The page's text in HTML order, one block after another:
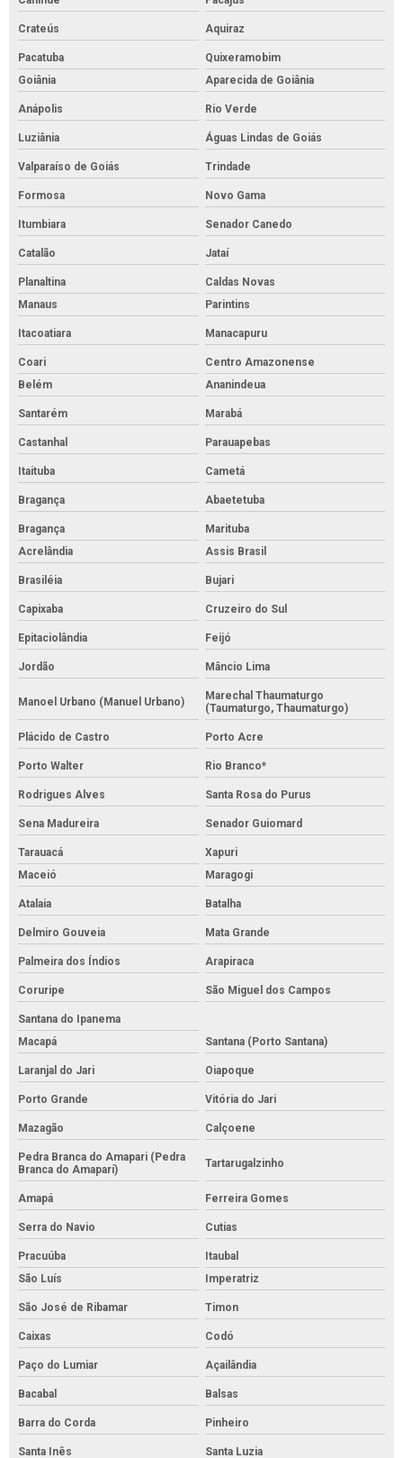
Crateús Aquiraz
Pacatuba
Quixeramobim
Goiânia
Aparecida de Goiânia
Anápolis Rio Verde
Luziânia Águas Lindas de Goiás
Valparaíso de Goiás Trindade
Formosa Novo Gama
Itumbiara Senador Canedo
Catalão Jataí
Planaltina
Caldas Novas
Manaus
Parintins
Itacoatiara Manacapuru
Coari
Centro Amazonense
Belém
Ananindeua
Santarém Marabá
Castanhal Parauapebas
Itaituba Cametá
Bragança Abaetetuba
Bragança
Marituba
Acrelândia
Assis Brasil
Brasiléia Bujari
Capixaba Cruzeiro do Sul
Epitaciolândia Feijó
Jordão Mâncio Lima
Manoel Urbano (Manuel Urbano)
Marechal Thaumaturgo
(Taumaturgo, Thaumaturgo)
Plácido de Castro Porto Acre
Porto Walter Rio Branco*
Rodrigues Alves Santa Rosa do Purus
Sena Madureira Senador Guiomard
Tarauacá
Xapuri
Maceió
Maragogi
Atalaia Batalha
Delmiro Gouveia Mata Grande
Palmeira dos Índios Arapiraca
Coruripe São Miguel dos Campos
Santana do Ipanema
Macapá
Santana (Porto Santana)
Laranjal do Jari Oiapoque
Porto Grande Vitória do Jari
Mazagão Calçoene
Pedra Branca do Amapari (Pedra
Branca do Amaparí)
Tartarugalzinho
Amapá Ferreira Gomes
Serra do Navio Cutias
Pracuúba
Itaubal
São Luís
Imperatriz
São José de Ribamar Timon
Caixas Codó
Paço do Lumiar Açailândia
Bacabal Balsas
Barra do Corda Pinheiro
Santa Inês Santa Luzia